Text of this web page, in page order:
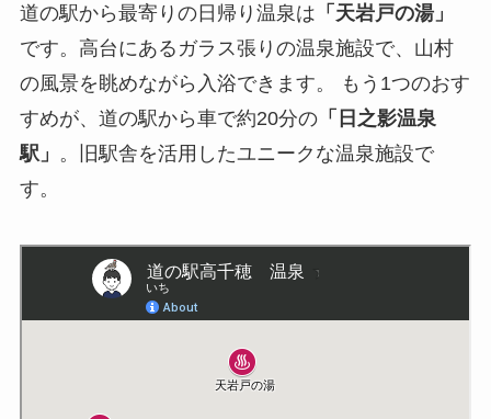
道の駅から最寄りの日帰り温泉は 「天岩戸の湯」
です。高台にあるガラス張りの温泉施設で、山村
の風景を眺めながら入浴できます。 もう1つのおす
すめが、道の駅から車で約20分の「日之影温泉
駅」 。旧駅舎を活用したユニークな温泉施設で
す。